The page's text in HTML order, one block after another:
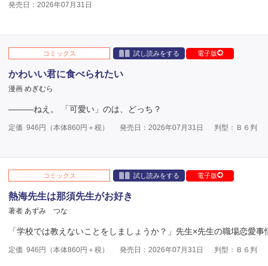
発売日：2026年07月31日
コミックス 試し読みをする 電子版
かわいい君に食べられたい
漫画 めぎむら
―――ねえ。 「可愛い」のは、どっち？
定価 946 円（本体860円＋税） 発売日：2026年07月31日 判型：Ｂ６判
コミックス 試し読みをする 電子版
熱海先生は那須先生がお好き
著者 あずみ つな
「学校では教えないことをしましょうか？」先生×先生の職場恋愛事
定価 946 円（本体860円＋税） 発売日：2026年07月31日 判型：Ｂ６判